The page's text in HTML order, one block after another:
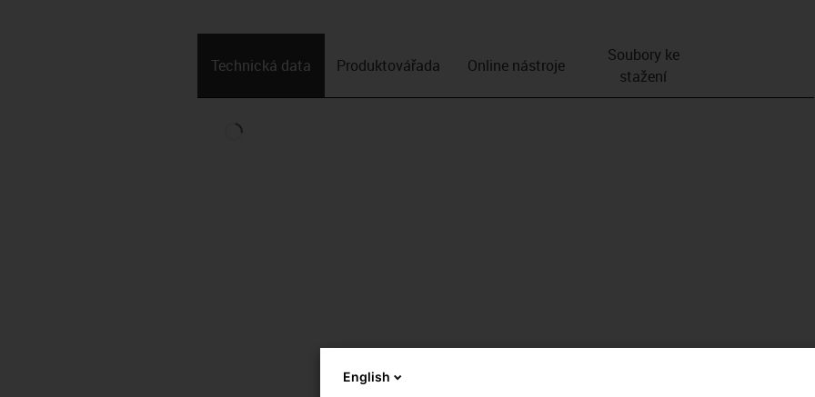
Technická data Produktová­řada Online nástroje
Soubory ke
stažení
English